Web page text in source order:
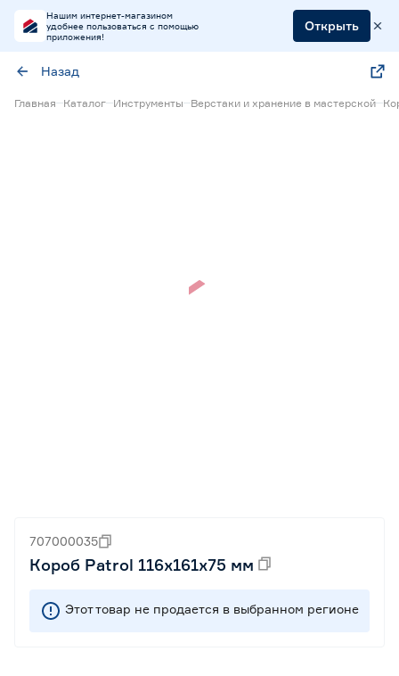
Нашим интернет-магазином
удобнее пользоваться с помощью
приложения!
Открыть
Назад
Главная Каталог Инструменты Верстаки и хранение в мастерской
707000035
Короб Patrol 116х161х75 мм
Этот товар не продается в выбранном регионе